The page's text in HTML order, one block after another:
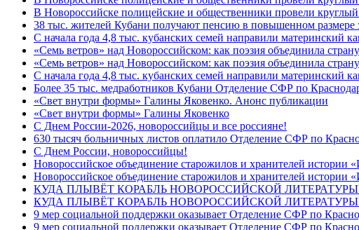
В Новороссийске полицейские и общественники провели
38 тыс. жителей Кубани получают пенсию в повышенном размере
С начала года 4,8 тыс. кубанских семей направили
«Семь ветров» над Новороссийском: как поэзия объединила
«Семь ветров» над Новороссийском: как поэзия объединила страну
С начала года 4,8 тыс. кубанских семей направили материнский
Более 35 тыс. медработников Кубани Отделение СФР по
«Свет внутри формы» Галины Яковенко. Анонс публикации
«Свет внутри формы» Галины Яковенко
C Днем России-2026, новороссийцы и все россияне!
630 тысяч больничных листов оплатило Отделение СФР по
C Днем России, новороссийцы!
Новороссийское объединение старожилов и хранителей истории
Новороссийское объединение старожилов и хранителей истории
КУДА ПЛЫВЁТ КОРАБЛЬ НОВОРОССИЙСКОЙ ЛИТЕРАТУРЫ?
КУДА ПЛЫВЁТ КОРАБЛЬ НОВОРОССИЙСКОЙ
9 мер социальной поддержки оказывает Отделение СФР по
9 мер социальной поддержки оказывает Отделение СФР по